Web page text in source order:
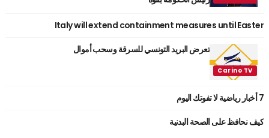
Italy will extend containment measures until Easter
تعرض البريد التونسي للسرقة وسحب أموال
7 أخبار رياضية لا تفوتك اليوم
كيف نحافظ على الصحة البدنية